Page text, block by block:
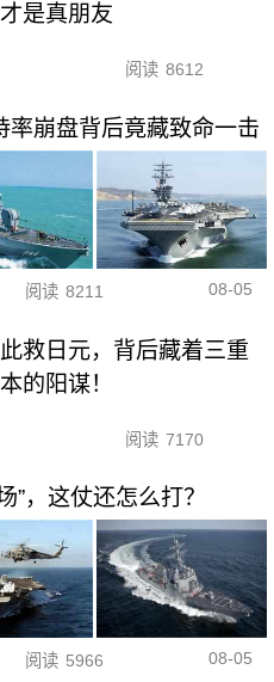
是真朋友
阅读 8612
率崩盘背后竟藏致命一击
阅读 8211 08-05
救日元，背后藏着三重
的阳谋！
阅读 7170
”，这仗还怎么打？
阅读 5966 08-05